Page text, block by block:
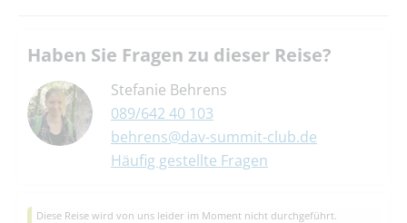
Haben Sie Fragen zu dieser Reise?
Stefanie Behrens
089/642 40 103
behrens@dav-summit-club.de
Häufig gestellte Fragen
Diese Reise wird von uns leider im Moment nicht durchgeführt.